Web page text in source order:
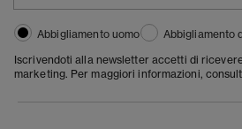
Abbigliamento uomo
Abbigliamento
Iscrivendoti alla newsletter accetti di
marketing. Per maggiori informazioni,